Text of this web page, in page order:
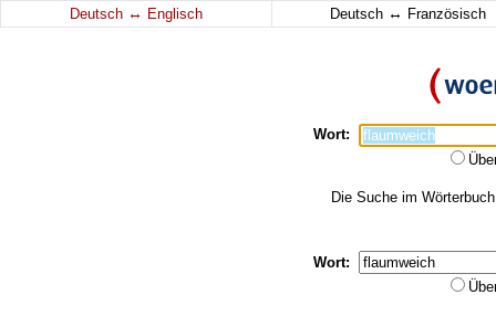
Deutsch ↔ Englisch Deutsch ↔ Französisch
Wort:
Die Suche im
Wort: